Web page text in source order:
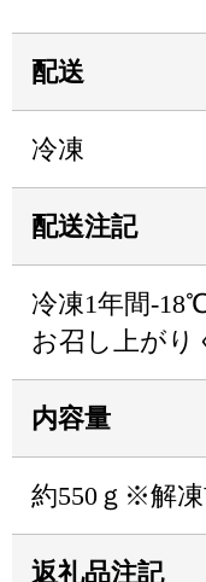
配送
冷凍
配送注記
冷凍1年間-
お召し上がり
内容量
約550ｇ※解凍
返礼品注記